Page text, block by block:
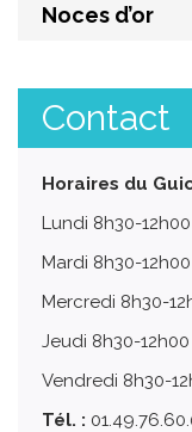
Noces d’or
Contact
Horaires du
Lundi 8h30-
Mardi 8h30-
Mercredi 8h30-
Jeudi 8h30-
Vendredi 8h30-
Tél. :